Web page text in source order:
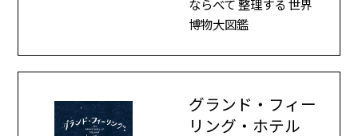
ならべて 整理する 世界
博物大図鑑
グランド・フィー
リング・ホテル